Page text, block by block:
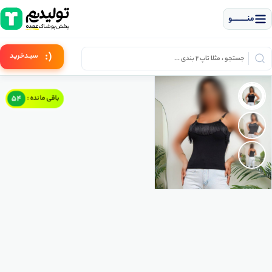
منــــــــــــو
(: سبـدخرید
باقی مانده : 54